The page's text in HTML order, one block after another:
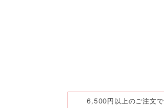
6,500円以上のご注文で